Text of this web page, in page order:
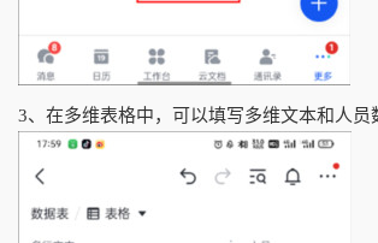
3、在多维表格中，可以填写多维文本和人员